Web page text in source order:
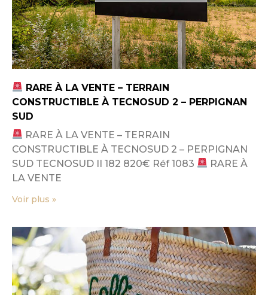
RARE À LA VENTE – TERRAIN
CONSTRUCTIBLE À TECNOSUD 2 – PERPIGNAN
SUD
RARE À LA VENTE – TERRAIN
CONSTRUCTIBLE À TECNOSUD 2 – PERPIGNAN
SUD TECNOSUD II 182 820€ Réf 1083
RARE À
LA VENTE
Voir plus »